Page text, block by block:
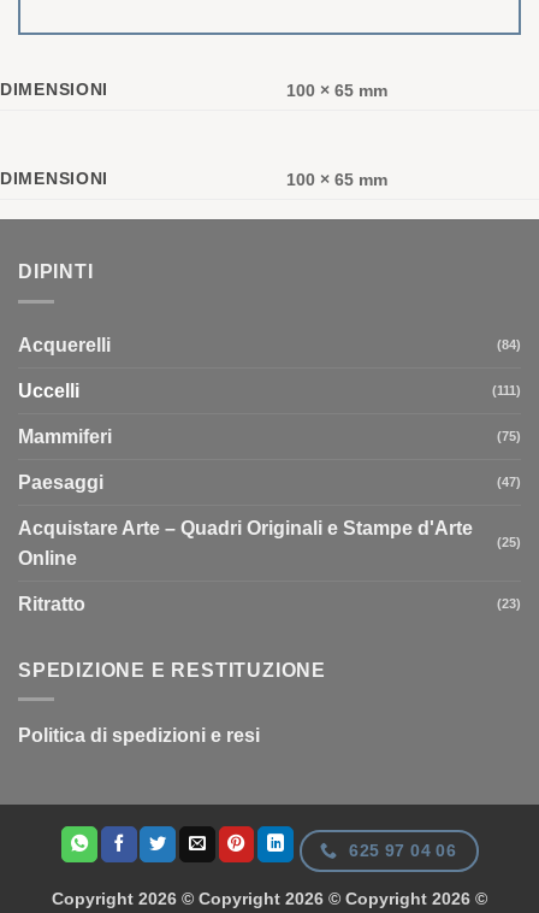
DIMENSIONI 100 × 65 mm
DIMENSIONI 100 × 65 mm
DIPINTI
Acquerelli (84)
Uccelli (111)
Mammiferi (75)
Paesaggi (47)
Acquistare Arte – Quadri Originali e Stampe d'Arte
Online
(25)
Ritratto (23)
SPEDIZIONE E RESTITUZIONE
Politica di spedizioni e resi
625 97 04 06
Copyright 2026 © Copyright 2026 © Copyright 2026 ©